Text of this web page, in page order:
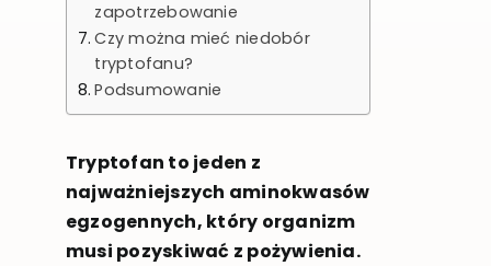
zapotrzebowanie
Czy można mieć niedobór
tryptofanu?
Podsumowanie
Tryptofan to jeden z
najważniejszych aminokwasów
egzogennych, który organizm
musi pozyskiwać z pożywienia.